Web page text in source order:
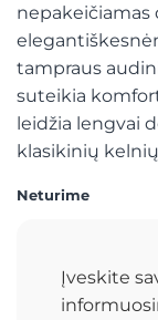
nepakeičiamas
tampraus
suteikia
leidžia lengvai
klasikinių
Neturime
Įveskite